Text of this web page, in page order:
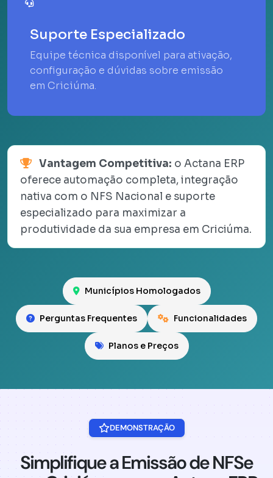
Suporte Especializado
Equipe técnica disponível para ativação,
configuração e dúvidas sobre emissão
em Criciúma.
Vantagem Competitiva: o Actana ERP
oferece automação completa, integração
nativa com o NFS Nacional e suporte
especializado para maximizar a
produtividade da sua empresa em Criciúma.
Municípios Homologados
Perguntas Frequentes Funcionalidades
Planos e Preços
DEMONSTRAÇÃO
Simplifique a Emissão de NFSe